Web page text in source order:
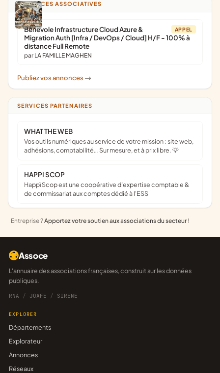
ANNONCES ASSOCIATIVES
APPEL
Bénévole Infrastructure Cloud Azure &
Migration Auth [Infra / DevOps / Cloud] H/F - 100% à
distance Full Remote
par LA FAMILLE MAGHEN
Publiez vos annonces ->
SERVICES PARTENAIRES
WHAT THE WEB
Vos outils numériques au service de votre mission : site web,
adhésions, comptabilité… Sur mesure, et à prix libre. 💡
HAPPI SCOP
Happï Scop est une coopérative d’expertise comptable &
de commissariat aux comptes dédié à l'ESS
Entreprise ?Apportez votre soutien aux associations du secteur !
Assoce
L'annuaire des associations françaises, construit sur les données
publiques.
RNA / JOAFE / SIRENE
EXPLORER
Départements
Explorateur
Annonces
Réseaux